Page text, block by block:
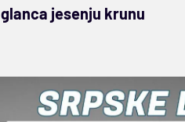
glanca jesenju krunu